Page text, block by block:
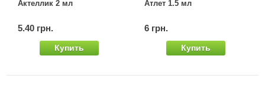
Актеллик 2 мл
5.40 грн.
Купить
Атлет 1.5 мл
6 грн.
Купить